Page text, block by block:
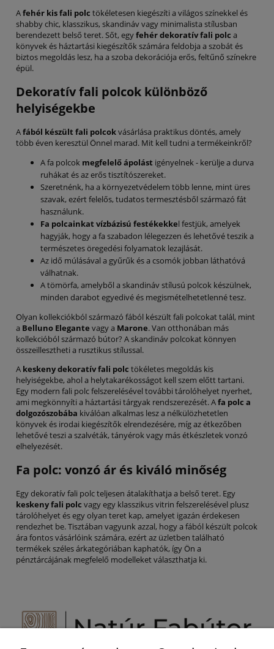
Afehér kis fali polc tökéletesen kiegészíti a világos színekkel és
shabby chic, klasszikus, skandináv vagy minimalista stílusban
berendezett belső teret. Sőt, egyfehér dekoratív fali polc a
könyvek és háztartási kiegészítők számára feldobja a szobát és
biztos megoldás lesz, ha a szoba dekorációja erős, feltűnő színekre
épül.
Dekoratív fali polcok különböző
helyiségekbe
Afából készült fali polcokvásárlása praktikus döntés, amely
több éven keresztül Önnel marad. Mit kell tudni a termékeinkről?
A fa polcok megfelelő ápolást igényelnek - kerülje a durva
ruhákat és az erős tisztítószereket.
Szeretnénk, ha a környezetvédelem több lenne, mint üres
szavak, ezért felelős, tudatos termesztésből származó fát
használunk.
Fa polcainkat vízbázisú festékekkel festjük, amelyek
hagyják, hogy a fa szabadon lélegezzen és lehetővé teszik a
természetes öregedési folyamatok lezajlását.
Az idő múlásával a gyűrűk és a csomók jobban láthatóvá
válhatnak.
A tömörfa, amelyből a skandináv stílusú polcok készülnek,
minden darabot egyedivé és megismételhetetlenné tesz.
Olyan kollekciókból származó fából készült fali polcokat talál, mint
a Belluno Elegante vagy a Marone. Van otthonában más
kollekcióból származó bútor? A skandináv polcokat könnyen
összeillesztheti a rusztikus stílussal.
A keskeny dekoratív fali polc tökéletes megoldás kis
helyiségekbe, ahol a helytakarékosságot kell szem előtt tartani.
Egy modern fali polc felszerelésével további tárolóhelyet nyerhet,
ami megkönnyíti a háztartási tárgyak rendszerezését. Afa polc a
dolgozószobába kiválóan alkalmas lesz a nélkülözhetetlen
könyvek és irodai kiegészítők elrendezésére, míg az étkezőben
lehetővé teszi a szalvéták, tányérok vagy más étkészletek vonzó
elhelyezését.
Fa polc: vonzó ár és kiváló minőség
Egy dekoratív fali polc teljesen átalakíthatja a belső teret. Egy
keskeny fali polc vagy egy klasszikus vitrin felszerelésével plusz
tárolóhelyet és egy olyan teret kap, amelyet igazán érdekesen
rendezhet be. Tisztában vagyunk azzal, hogy a fából készült polcok
ára fontos vásárlóink számára, ezért az üzletben található
termékek széles árkategóriában kaphatók, így Ön a
pénztárcájának megfelelő modelleket választhatja ki.